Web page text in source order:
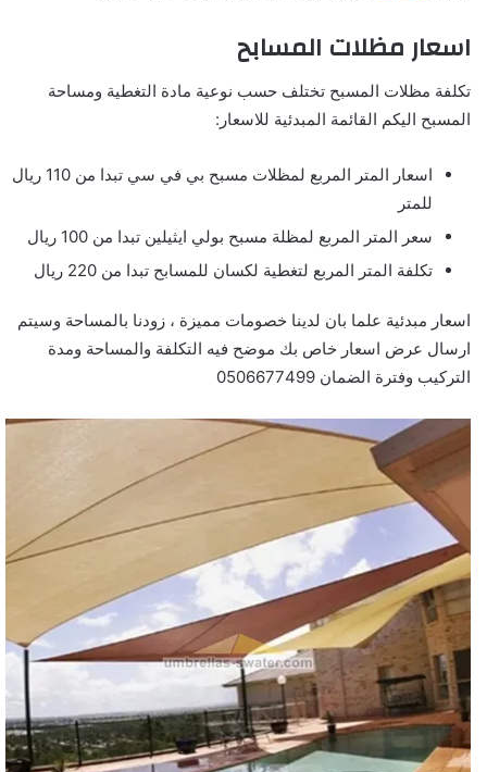
اسعار مظلات المسابح
تكلفة مظلات المسبح تختلف حسب نوعية مادة التغطية ومساحة
المسبح اليكم القائمة المبدئية للاسعار:
اسعار المتر المربع لمظلات مسبح بي في سي تبدا من 110 ريال
للمتر
سعر المتر المربع لمظلة مسبح بولي ايثيلين تبدا من 100 ريال
تكلفة المتر المربع لتغطية لكسان للمسابح تبدا من 220 ريال
اسعار مبدئية علما بان لدينا خصومات مميزة ، زودنا بالمساحة وسيتم
ارسال عرض اسعار خاص بك موضح فيه التكلفة والمساحة ومدة
التركيب وفترة الضمان 0506677499